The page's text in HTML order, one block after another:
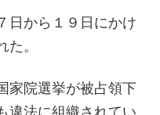
日から１９日にかけ
。
家院選挙が被占領下
違法に組織されてい